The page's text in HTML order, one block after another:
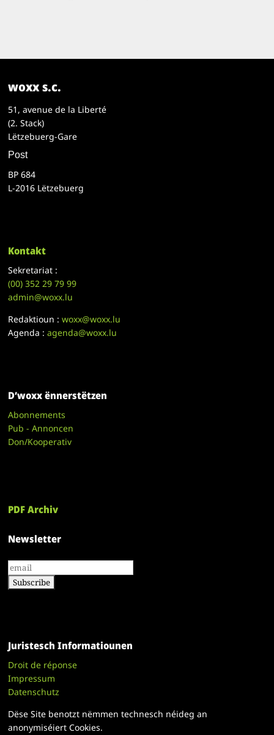
woxx s.c.
51, avenue de la Liberté
(2. Stack)
Lëtzebuerg-Gare
Post
BP 684
L-2016 Lëtzebuerg
Kontakt
Sekretariat :
(00)352 29 79 99
admin@woxx.lu
Redaktioun :woxx@woxx.lu
Agenda :agenda@woxx.lu
D’woxx ënnerstëtzen
Abonnements
Pub - Annoncen
Don/Kooperativ
PDF Archiv
Newsletter
Juristesch Informatiounen
Droit de réponse
Impressum
Datenschutz
Dëse Site benotzt nëmmen technesch néideg an
anonymiséiert Cookies.